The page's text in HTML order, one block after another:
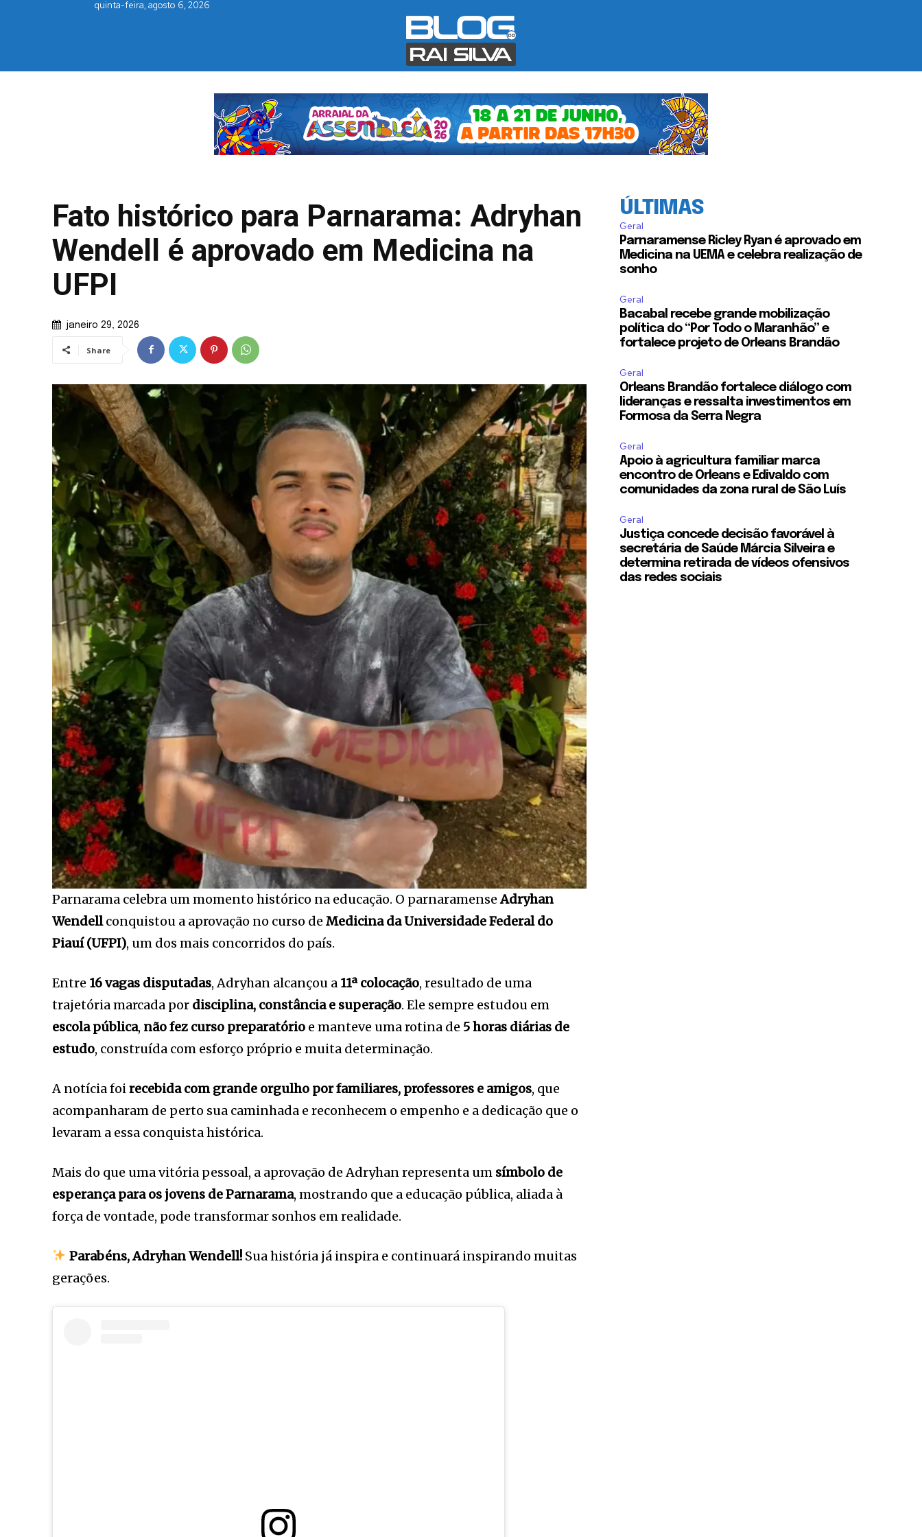
quinta-feira, agosto 6, 2026
Fato histórico para Parnarama: Adryhan
Wendell é aprovado em Medicina na
UFPI
janeiro 29, 2026
Share
Parnarama celebra um momento histórico na educação. O parnaramenseAdryhan
Wendellconquistou a aprovação no curso de Medicina daUniversidade Federal do
Piauí(UFPI), um dos mais concorridos do país.
Entre 16 vagas disputadas, Adryhan alcançou a 11ª colocação, resultado de uma
trajetória marcada por disciplina, constância e superação. Ele sempre estudou em
escola pública, não fez curso preparatório e manteve uma rotina de 5 horas diárias de
estudo, construída com esforço próprio e muita determinação.
A notícia foirecebida com grande orgulho por familiares, professores e amigos, que
acompanharam de perto sua caminhada e reconhecem o empenho e a dedicação que o
levaram a essa conquista histórica.
Mais do que uma vitória pessoal, a aprovação de Adryhan representa um símbolo de
esperança para os jovens de Parnarama, mostrando que a educação pública, aliada à
força de vontade, pode transformar sonhos em realidade.
Parabéns, Adryhan Wendell!Sua história já inspira e continuará inspirando muitas
gerações.
ÚLTIMAS
Geral
Parnaramense Ricley Ryan é aprovado em
Medicina na UEMA e celebra realização de
sonho
Geral
Bacabal recebe grande mobilização
política do “Por Todo o Maranhão” e
fortalece projeto de Orleans Brandão
Geral
Orleans Brandão fortalece diálogo com
lideranças e ressalta investimentos em
Formosa da Serra Negra
Geral
Apoio à agricultura familiar marca
encontro de Orleans e Edivaldo com
comunidades da zona rural de São Luís
Geral
Justiça concede decisão favorável à
secretária de Saúde Márcia Silveira e
determina retirada de vídeos ofensivos
das redes sociais